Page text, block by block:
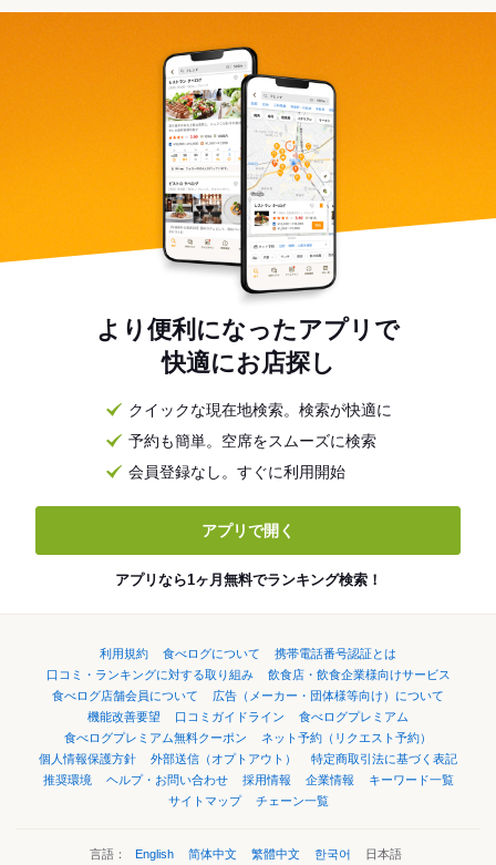
より便利になったアプリで
快適にお店探し
クイックな現在地検索。検索が快適に
予約も簡単。空席をスムーズに検索
会員登録なし。すぐに利用開始
アプリで開く
アプリなら1ヶ月無料でランキング検索！
利用規約 食べログについて
携帯電話番号認証とは
口コミ・ランキングに対する取り組み
飲食店・飲食企業様向けサービス
食べログ店舗会員について
広告（メーカー・団体様等向け）について
機能改善要望
口コミガイドライン
食べログプレミアム
食べログプレミアム無料クーポン
ネット予約（リクエスト予約）
個人情報保護方針
外部送信（オプトアウト）
特定商取引法に基づく表記
推奨環境
ヘルプ・お問い合わせ 採用情報 企業情報
キーワード一覧
サイトマップ
チェーン一覧
言語： English 简体中文 繁體中文 한국어 日本語